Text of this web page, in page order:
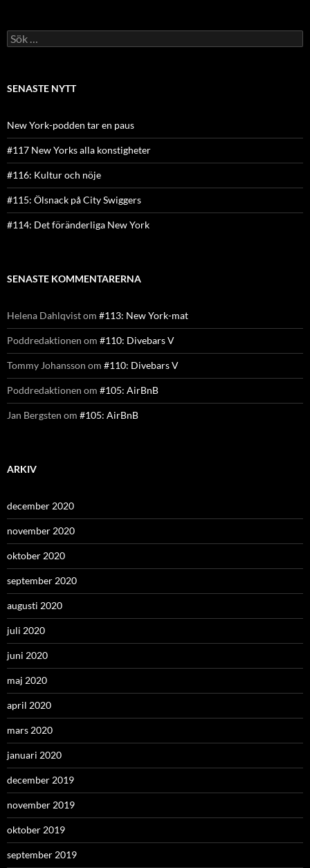
Sök
efter:
SENASTE NYTT
New York-podden tar en paus
#117 New Yorks alla konstigheter
#116: Kultur och nöje
#115: Ölsnack på City Swiggers
#114: Det föränderliga New York
SENASTE KOMMENTARERNA
Helena Dahlqvistom #113: New York-mat
Poddredaktionen om #110: Divebars V
Tommy Johansson om #110: Divebars V
Poddredaktionen om #105: AirBnB
Jan Bergsten om #105: AirBnB
ARKIV
december 2020
november 2020
oktober 2020
september 2020
augusti 2020
juli 2020
juni 2020
maj 2020
april 2020
mars 2020
januari 2020
december 2019
november 2019
oktober 2019
september 2019